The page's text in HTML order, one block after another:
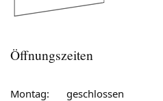
Öffnungszeiten
Montag:
geschlossen